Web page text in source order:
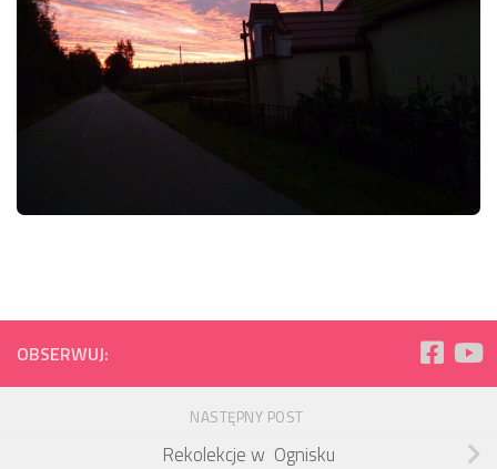
OBSERWUJ:
NASTĘPNY POST
Rekolekcje w Ognisku